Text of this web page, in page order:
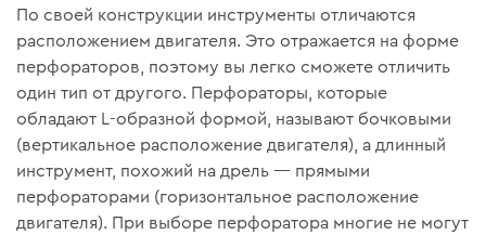
По своей конструкции инструменты отличаются
расположением двигателя. Это отражается на форме
перфораторов, поэтому вы легко сможете отличить
один тип от другого. Перфораторы, которые
обладают L-образной формой, называют бочковыми
(вертикальное расположение двигателя), а длинный
инструмент, похожий на дрель — прямыми
перфораторами (горизонтальное расположение
двигателя). При выборе перфоратора многие не могут